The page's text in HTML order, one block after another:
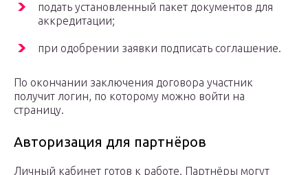
подать установленный пакет документов для
аккредитации;
при одобрении заявки подписать соглашение.
По окончании заключения договора участник
получит логин, по которому можно войти на
страницу.
Авторизация для партнёров
Личный кабинет готов к работе. Партнёры могут